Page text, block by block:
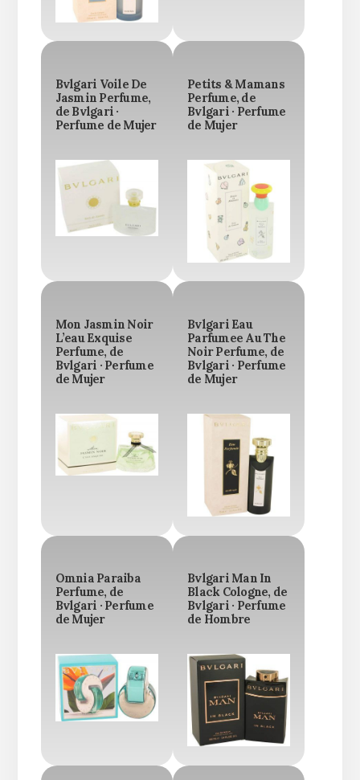
Bvlgari Voile De
Jasmin Perfume,
de Bvlgari ·
Perfume de Mujer
Petits & Mamans
Perfume, de
Bvlgari · Perfume
de Mujer
Mon Jasmin Noir
L’eau Exquise
Perfume, de
Bvlgari · Perfume
de Mujer
Bvlgari Eau
Parfumee Au The
Noir Perfume, de
Bvlgari · Perfume
de Mujer
Omnia Paraiba
Perfume, de
Bvlgari · Perfume
de Mujer
Bvlgari Man In
Black Cologne, de
Bvlgari · Perfume
de Hombre